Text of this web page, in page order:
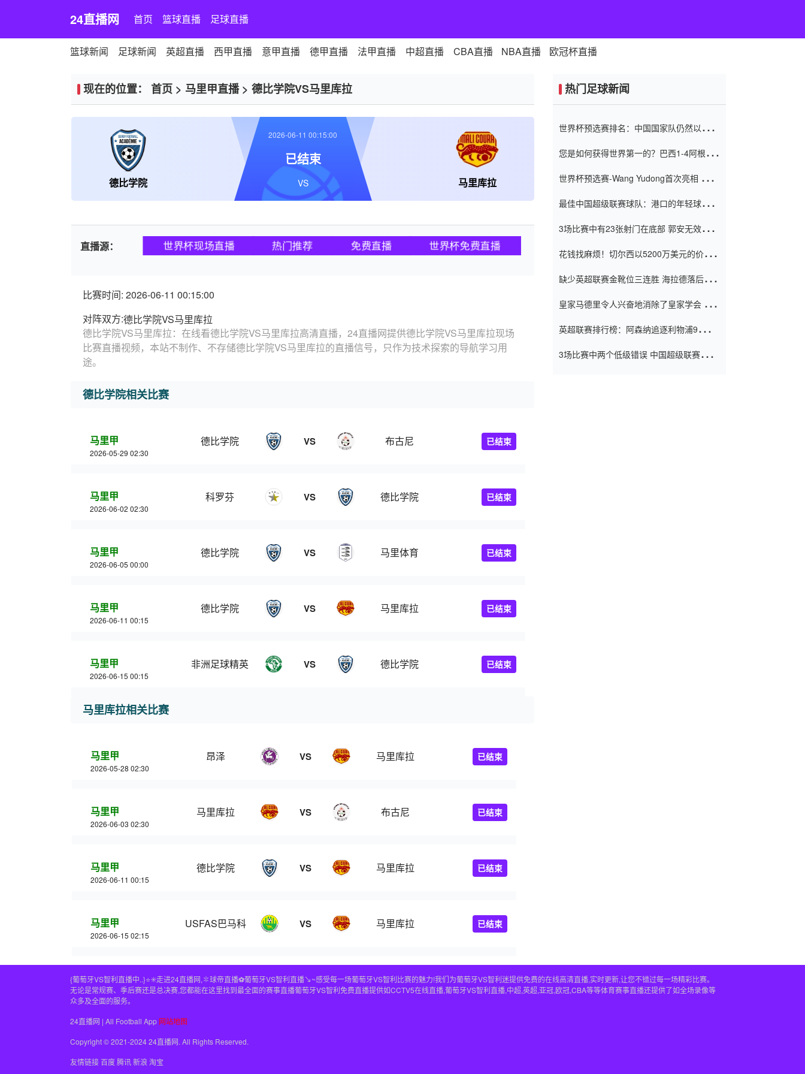
24直播网 首页 篮球直播 足球直播
篮球新闻 足球新闻 英超直播 西甲直播 意甲直播 德甲直播 法甲直播 中超直播 CBA直播 NBA直播 欧冠杯直播
现在的位置： 首页 > 马里甲直播> 德比学院VS马里库拉
德比学院 马里库拉
2026-06-11 00:15:00
已结束
VS
直播源： 世界杯现场直播 热门推荐 免费直播 世界杯免费直播
比赛时间: 2026-06-11 00:15:00
对阵双方:德比学院VS马里库拉
德比学院VS马里库拉：在线看德比学院VS马里库拉高清直播，24直播网提供德比学院VS马里库拉现场
比赛直播视频，本站不制作、不存储德比学院VS马里库拉的直播信号，只作为技术探索的导航学习用
途。
德比学院相关比赛
马里甲
2026-05-29 02:30
德比学院 VS 布古尼 已结束
马里甲
2026-06-02 02:30
科罗芬 VS 德比学院 已结束
马里甲
2026-06-05 00:00
德比学院 VS 马里体育 已结束
马里甲
2026-06-11 00:15
德比学院 VS 马里库拉 已结束
马里甲
2026-06-15 00:15
非洲足球精英 VS 德比学院 已结束
马里库拉相关比赛
马里甲
2026-05-28 02:30
昂泽 VS 马里库拉 已结束
马里甲
2026-06-03 02:30
马里库拉 VS 布古尼 已结束
马里甲
2026-06-11 00:15
德比学院 VS 马里库拉 已结束
马里甲
2026-06-15 02:15
USFAS巴马科 VS 马里库拉 已结束
热门足球新闻
世界杯预选赛排名：中国国家队仍然以6分
您是如何获得世界第一的？巴西1-4阿根
世界杯预选赛-Wang Yudong首次亮相 中国
最佳中国超级联赛球队：港口的年轻球员在
（Taishan）
3场比赛中有23张射门在底部 郭安无效传球
花钱找麻烦！切尔西以5200万美元的价格
窗口
缺少英超联赛金靴位三连胜 海拉德落后6球
皇家马德里令人兴奋地消除了皇家学会 安
英超联赛排行榜：阿森纳追逐利物浦9分 曼
3场比赛中两个低级错误 中国超级联赛的前
{葡萄牙VS智利直播中..}⭐️✳️走进24直播网,✽球帝直播⚽️葡萄牙VS智利直播↘~感受每一场葡萄牙VS智利比赛的魅力!我们为葡萄牙VS智利迷提供免费的在线高清直播,实时更新,让您不错过每一场精彩比赛。
无论是常规赛、季后赛还是总决赛,您都能在这里找到最全面的赛事直播葡萄牙VS智利免费直播提供如CCTV5在线直播,葡萄牙VS智利直播,中超,英超,亚冠,欧冠,CBA等等体育赛事直播还提供了如全场录像等
众多及全面的服务。
24直播网 | All Football App 网站地图
Copyright © 2021-2024 24直播网. All Rights Reserved.
友情链接百度腾讯新浪 淘宝